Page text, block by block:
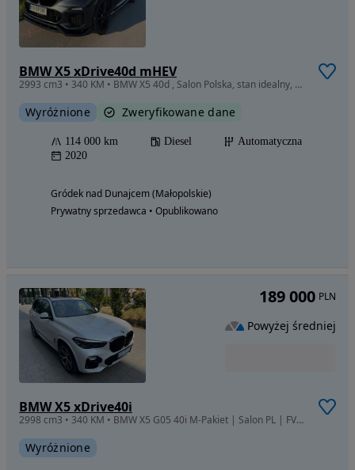
BMW X5 xDrive40d mHEV
2993 cm3 • 340 KM • BMW X5 40d , Salon Polska, stan idealny, Niski przebieg
Wyróżnione Zweryfikowane dane
114 000 km Diesel
Automatyczna
2020
Gródek nad Dunajcem (Małopolskie)
Prywatny sprzedawca • Opublikowano
BMW X5 xDrive40i
2998 cm3 • 340 KM • BMW X5 G05 40i M-Pakiet | Salon PL | FV23% | Head-Up | Serwis ASO | B5
Wyróżnione
189 000 PLN
Powyżej średniej